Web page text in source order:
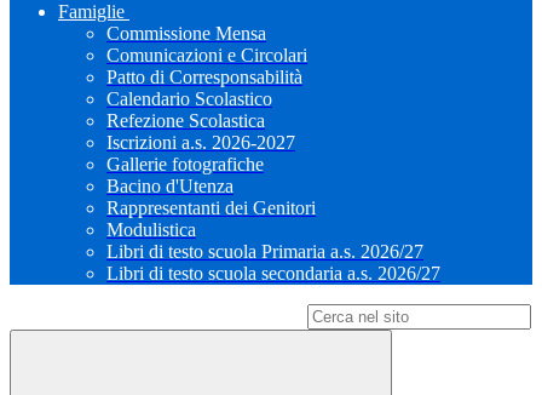
Famiglie
Commissione Mensa
Comunicazioni e Circolari
Patto di Corresponsabilità
Calendario Scolastico
Refezione Scolastica
Iscrizioni a.s. 2026-2027
Gallerie fotografiche
Bacino d'Utenza
Rappresentanti dei Genitori
Modulistica
Libri di testo scuola Primaria a.s. 2026/27
Libri di testo scuola secondaria a.s. 2026/27